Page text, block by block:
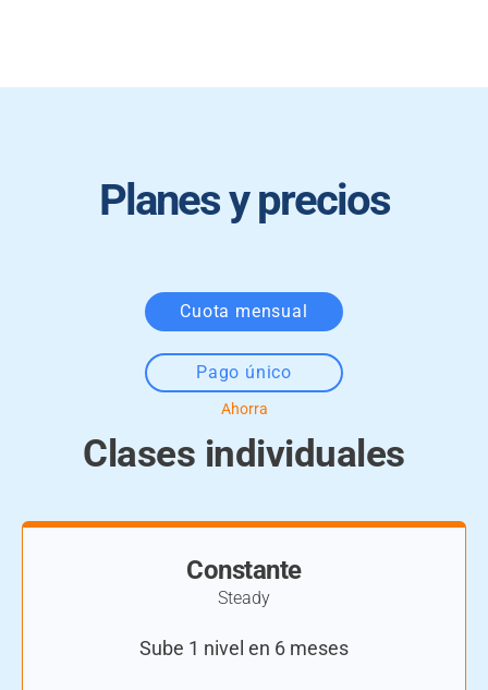
Planes y precios
Cuota mensual
Pago único
Clases individuales
Constante
Steady
Sube 1 nivel en 6 meses